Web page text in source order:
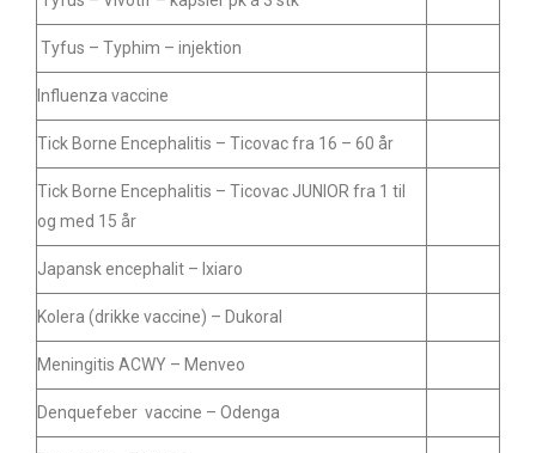
Tyfus – Typhim – injektion
Influenza vaccine
Tick Borne Encephalitis – Ticovac fra 16 – 60 år
Tick Borne Encephalitis – Ticovac JUNIOR fra 1 til
og med 15 år
Japansk encephalit – Ixiaro
Kolera (drikke vaccine) – Dukoral
Meningitis ACWY – Menveo
Denquefeber vaccine – Odenga